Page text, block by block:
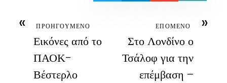
« ΠΡΟΗΓΟΥΜΕΝΟ
Εικόνες από το
ΠΑΟΚ-
Βέστερλο
»
ΕΠΟΜΕΝΟ
Στο Λονδίνο ο
Τσάλοφ για την
επέμβαση –